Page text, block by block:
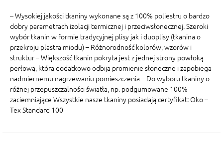
– Wysokiej jakości tkaniny wykonane są z 100% poliestru o bardzo
dobry parametrach izolacji termicznej i przeciwsłonecznej. Szeroki
wybór tkanin w formie tradycyjnej plisy jak i duoplisy (tkanina o
przekroju plastra miodu) – Różnorodność kolorów, wzorów i
struktur – Większość tkanin pokryta jest z jednej strony powłoką
perłową, która dodatkowo odbija promienie słoneczne i zapobiega
nadmiernemu nagrzewaniu pomieszczenia – Do wyboru tkaniny o
różnej przepuszczalności światła, np. podgumowane 100%
zaciemniające Wszystkie nasze tkaniny posiadają certyfikat: Oko –
Tex Standard 100